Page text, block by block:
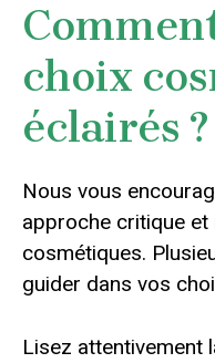
choix
éclairés ?
Nous vous
approche critique
cosmétiques.
guider dans vos
Lisez attentivement